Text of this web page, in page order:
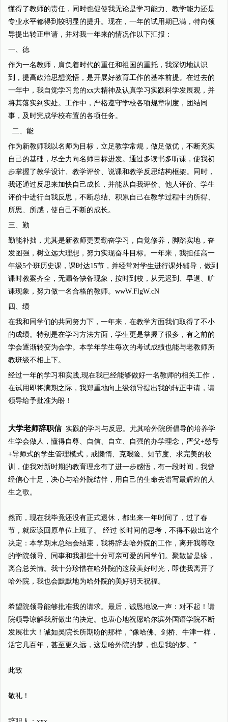
懂得了教师的责任，同时也促使我无论是学习能力、教学能力还是
专业水平都得到较明显的提升。现在，一年的试用期已满，特向领
导提出转正申请，并对我一年来的情况作以下汇报：
一、德
作为一名教师，肩负着时代的重任和祖国的重托，我深切地认识
到，提高政治思想觉悟，是开展好教育工作的基本前提。在过去的
一年中，我自觉学习党的xx大精神及认真学习实践科学发展观，并
将其落实到实处。工作中，严格遵守学校各项规章制度，团结同
事，及时完成学校布置的各项任务。
二、能
作为新教师我以名师为目标，立足教学常规，做足做优，不断充实
自己的基础，尽全力向名师目标进发。通过多读书多听课，使我初
步掌握了教学设计、教学评价、说课和教学反思结构框架。同时，
我还通过反思来加快自己成长，并能从自我评价、他人评价、学生
评价中进行自我反思，不断总结、积累自己在教学过程中的所得、
所思、所感，使自己不断的成长。
三、勤
勤能补拙，尤其是新教师更要勤奋学习，自觉修养，脚踏实地，奋
发图强，树立远大理想，努力实现奋斗目标。一年来，我担任高一
年级5个班历史课，课时达15节，并经常对学生进行课外辅导，做到
课时教案齐全，无漏备缺备现象，按时到校，从无迟到、早退、旷
课现象，努力做一名合格的教师。wwW.FlgW.cN
四、绩
在我和同学们的共同努力下，一年来，在教学方面我们取得了不小
的成绩。特别是在学习方法方面，学生更是掌握了很多，有之前的
学会逐渐转变为会学。本学年学生每次的考试成绩也能与老教师所
教班级不相上下。
经过一年的学习和实践,现在我已经能够做好一名教师的相关工作，
在试用即将满期之际，我郑重地向上级领导提出我的转正申请，请
领导给予批准为盼！
大学老师辞职信实践的学习与反思。尤其哈外院所倡导的培养学
生学会做人，懂得自尊、自信、自立、自强的办学理念，严父+慈母
+导师式的学生管理模式，戒懒惰、克艰险、知节度、求完美的校
训，使我对新时期的教育理念有了进一步感悟，有一段时间，我曾
经信心十足，决心与哈外院结伴，用自己的生命去谱写最辉煌的人
生之歌。
然而，现在我毕竟还没有正式退休，都出来一年时间了，过了春
节，就应该回原单位上班了。 经过 长时间的思考，不得不做出这个
决定：本学期末总结会结束，我将辞去哈外院的工作，离开我尊敬
的学院领导、同事和我那些十分可亲可爱的同学们。聚散皆是缘，
离合总关情。我十分珍惜在哈外院的这段美好时光，即使我离开了
哈外院，我也会默默地为哈外院的美好明天祝福。
希望院领导能够批准我的请求。最后，诚恳地说一声：对不起！请
院领导谅解我所做出的决定。也衷心地祝愿哈尔滨外国语学院不断
发展壮大！诚如吴院长所期盼的那样，“像哈佛、剑桥、牛津一样，
活它几百年，甚至更久远，这是哈外院的梦，也是我的梦。”
此致
敬礼！